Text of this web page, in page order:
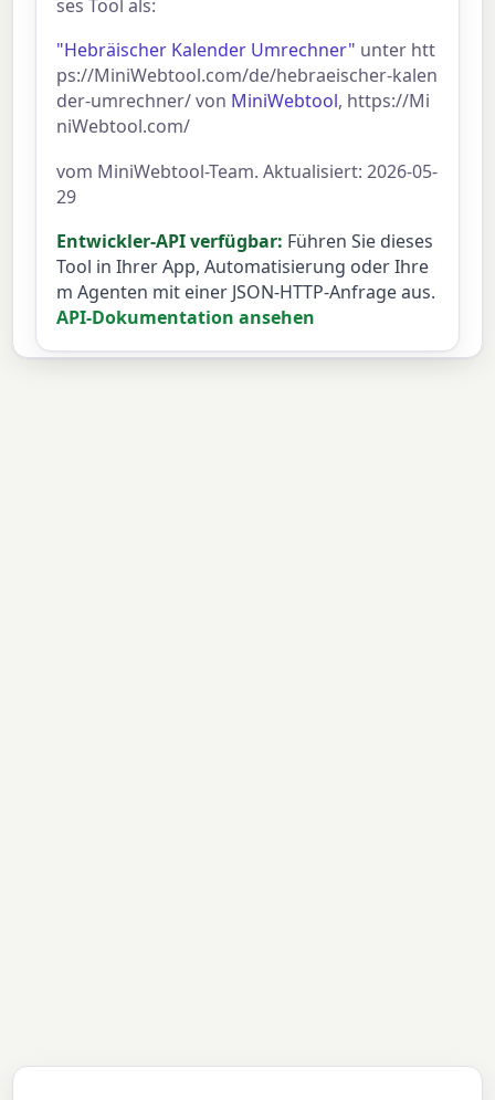
ses Tool als:
"Hebräischer Kalender Umrechner" unter htt
ps://MiniWebtool.com/de/hebraeischer-kalen
der-umrechner/ von MiniWebtool, https://Mi
niWebtool.com/
vom MiniWebtool-Team. Aktualisiert: 2026-05-
29
Entwickler-API verfügbar: Führen Sie dieses
Tool in Ihrer App, Automatisierung oder Ihre
m Agenten mit einer JSON-HTTP-Anfrage aus.
API-Dokumentation ansehen